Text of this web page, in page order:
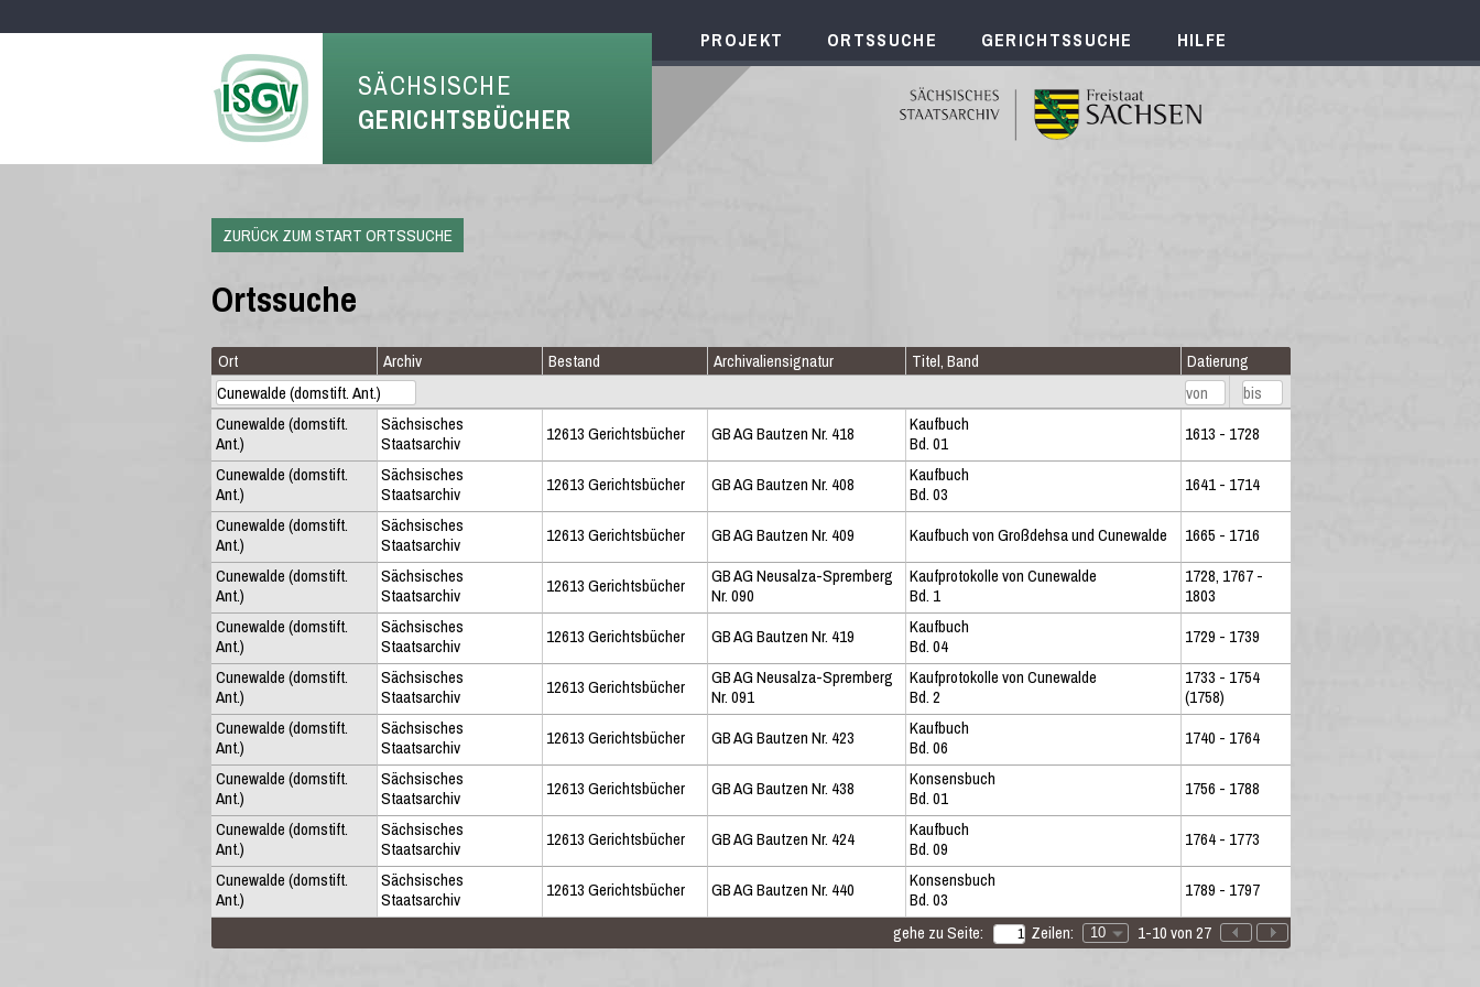
SÄCHSISCHE
GERICHTSBÜCHER
PROJEKT ORTSSUCHE GERICHTSSUCHE HILFE
ZURÜCK ZUM START ORTSSUCHE
Ortssuche
Ort Archiv Bestand Archivaliensignatur Titel, Band Datierung
Cunewalde (domstift.
Ant.)
Sächsisches
Staatsarchiv
12613 Gerichtsbücher GB AG Bautzen Nr. 418
Kaufbuch
Bd. 01
1613 - 1728
Cunewalde (domstift.
Ant.)
Sächsisches
Staatsarchiv
12613 Gerichtsbücher GB AG Bautzen Nr. 408
Kaufbuch
Bd. 03
1641 - 1714
Cunewalde (domstift.
Ant.)
Sächsisches
Staatsarchiv
12613 Gerichtsbücher GB AG Bautzen Nr. 409 Kaufbuch von Großdehsa und Cunewalde
1665 - 1716
Cunewalde (domstift.
Ant.)
Sächsisches
Staatsarchiv
12613 Gerichtsbücher
GB AG Neusalza-Spremberg
Nr. 090
Kaufprotokolle von Cunewalde
Bd. 1
1728, 1767 -
1803
Cunewalde (domstift.
Ant.)
Sächsisches
Staatsarchiv
12613 Gerichtsbücher GB AG Bautzen Nr. 419
Kaufbuch
Bd. 04
1729 - 1739
Cunewalde (domstift.
Ant.)
Sächsisches
Staatsarchiv
12613 Gerichtsbücher
GB AG Neusalza-Spremberg
Nr. 091
Kaufprotokolle von Cunewalde
Bd. 2
1733 - 1754
(1758)
Cunewalde (domstift.
Ant.)
Sächsisches
Staatsarchiv
12613 Gerichtsbücher GB AG Bautzen Nr. 423
Kaufbuch
Bd. 06
1740 - 1764
Cunewalde (domstift.
Ant.)
Sächsisches
Staatsarchiv
12613 Gerichtsbücher GB AG Bautzen Nr. 438
Konsensbuch
Bd. 01
1756 - 1788
Cunewalde (domstift.
Ant.)
Sächsisches
Staatsarchiv
12613 Gerichtsbücher GB AG Bautzen Nr. 424
Kaufbuch
Bd. 09
1764 - 1773
Cunewalde (domstift.
Ant.)
Sächsisches
Staatsarchiv
12613 Gerichtsbücher GB AG Bautzen Nr. 440
Konsensbuch
Bd. 03
1789 - 1797
1-10 von 27
10
Zeilen:
gehe zu Seite: